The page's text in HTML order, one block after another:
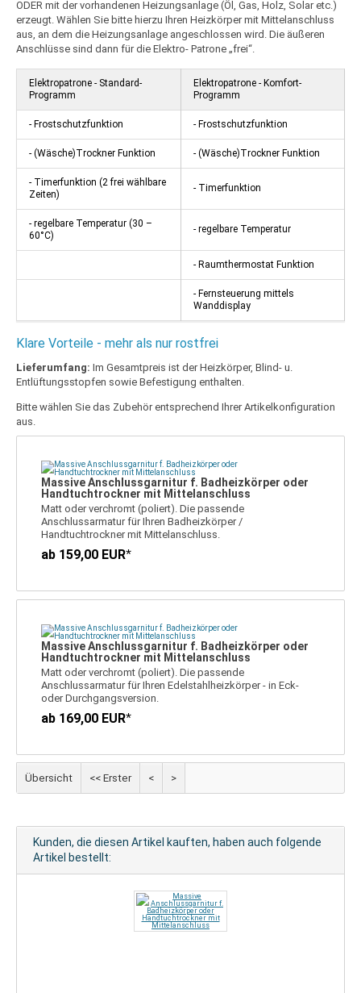
ODER mit der vorhandenen Heizungsanlage (Öl, Gas, Holz, Solar etc.)
erzeugt. Wählen Sie bitte hierzu Ihren Heizkörper mit Mittelanschluss
aus, an dem die Heizungsanlage angeschlossen wird. Die äußeren
Anschlüsse sind dann für die Elektro- Patrone „frei“.
Elektropatrone - Standard-
Programm
Elektropatrone - Komfort-
Programm
- Frostschutzfunktion - Frostschutzfunktion
- (Wäsche)Trockner Funktion - (Wäsche)Trockner Funktion
- Timerfunktion (2 frei wählbare
Zeiten)
- Timerfunktion
- regelbare Temperatur (30 –
60°C)
- regelbare Temperatur
- Raumthermostat Funktion
- Fernsteuerung mittels
Wanddisplay
Klare Vorteile - mehr als nur rostfrei
Lieferumfang: Im Gesamtpreis ist der Heizkörper, Blind- u.
Entlüftungsstopfen sowie Befestigung enthalten.
Bitte wählen Sie das Zubehör entsprechend Ihrer Artikelkonfiguration
aus.
Massive Anschlussgarnitur f. Badheizkörper oder
Handtuchtrockner mit Mittelanschluss
Matt oder verchromt (poliert). Die passende
Anschlussarmatur für Ihren Badheizkörper /
Handtuchtrockner mit Mittelanschluss.
ab 159,00 EUR*
Massive Anschlussgarnitur f. Badheizkörper oder
Handtuchtrockner mit Mittelanschluss
Matt oder verchromt (poliert). Die passende
Anschlussarmatur für Ihren Edelstahlheizkörper - in Eck-
oder Durchgangsversion.
ab 169,00 EUR*
Übersicht << Erster < >
Kunden, die diesen Artikel kauften, haben auch folgende
Artikel bestellt: